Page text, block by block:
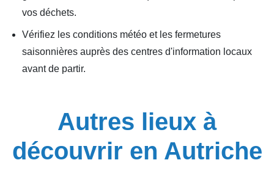
vos déchets.
Vérifiez les conditions météo et les fermetures
saisonnières auprès des centres d'information locaux
avant de partir.
Autres lieux à
découvrir en Autriche